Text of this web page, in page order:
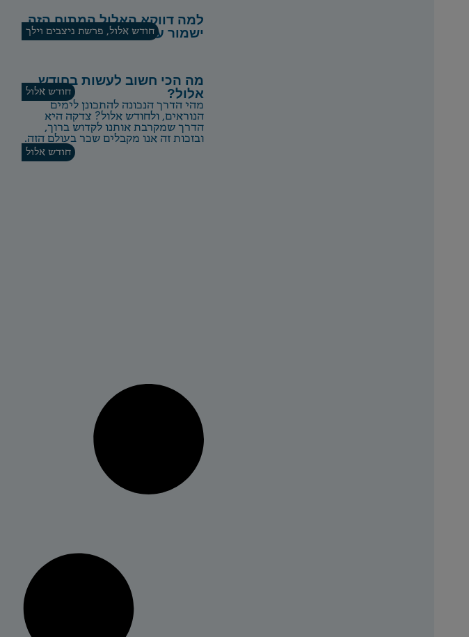
חודש אלול, פרשת ניצבים וילך
חודש אלול
למה דווקא האלול המתוח הזה
ישמור עלינו מעוד אוקטובר?
חודש אלול
מה הכי חשוב לעשות בחודש
אלול?
מהי הדרך הנכונה להתכונן לימים
הנוראים, ולחודש אלול? צדקה היא
הדרך שמקרבת אותנו לקדוש ברוך,
ובזכות זה אנו מקבלים שכר בעולם הזה.